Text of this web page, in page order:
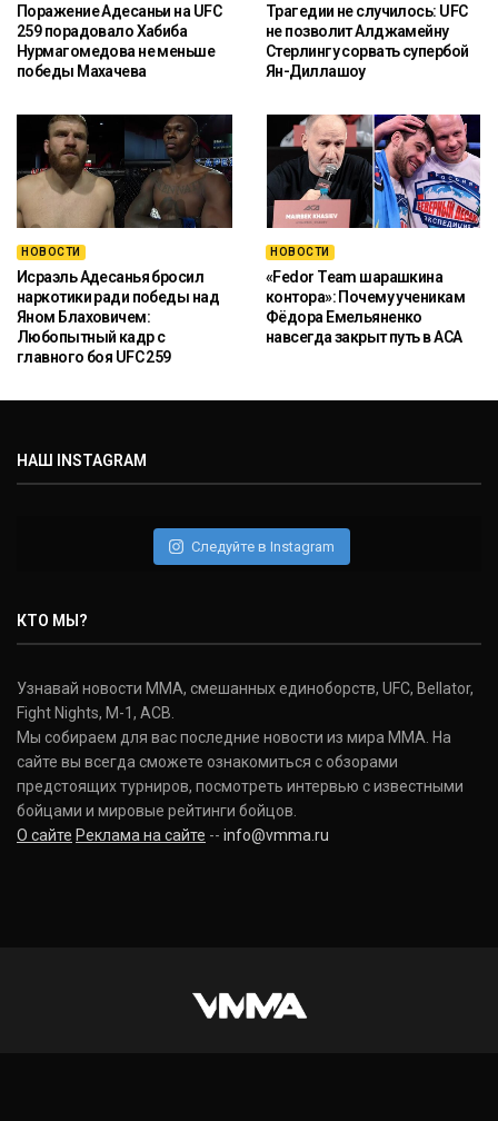
Поражение Адесаньи на UFC
259 порадовало Хабиба
Нурмагомедова не меньше
победы Махачева
Трагедии не случилось: UFC
не позволит Алджамейну
Стерлингу сорвать супербой
Ян-Диллашоу
НОВОСТИ
Исраэль Адесанья бросил
наркотики ради победы над
Яном Блаховичем:
Любопытный кадр с
главного боя UFC 259
НОВОСТИ
«Fedor Team шарашкина
контора»: Почему ученикам
Фёдора Емельяненко
навсегда закрыт путь в ACA
НАШ INSTAGRAM
Следуйте в Instagram
КТО МЫ?
Узнавай новости ММА, смешанных единоборств, UFC, Bellator,
Fight Nights, M-1, ACB.
Мы собираем для вас последние новости из мира ММА. На
сайте вы всегда сможете ознакомиться с обзорами
предстоящих турниров, посмотреть интервью с известными
бойцами и мировые рейтинги бойцов.
О сайте Реклама на сайте -- info@vmma.ru